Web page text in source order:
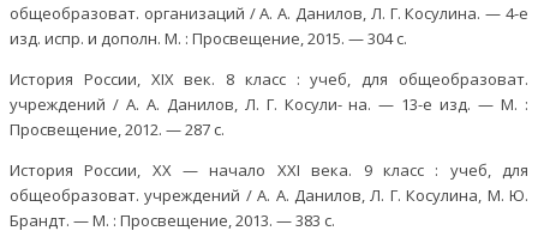
общеобразоват. организаций / А. А. Данилов, Л. Г. Косулина. — 4-е
изд. испр. и дополн. М. : Просвещение, 2015. — 304 с.
История России, XIX век. 8 класс : учеб, для общеобразоват.
учреждений / А. А. Данилов, Л. Г. Косули- на. — 13-е изд. — М. :
Просвещение, 2012. — 287 с.
История России, XX — начало XXI века. 9 класс : учеб, для
общеобразоват. учреждений / А. А. Данилов, Л. Г. Косулина, М. Ю.
Брандт. — М. : Просвещение, 2013. — 383 с.